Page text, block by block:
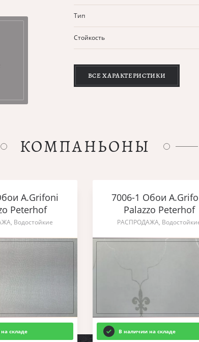
Тип
Стойкость
ВСЕ ХАРАКТЕРИСТИКИ
КОМПАНЬОНЫ
A.Grifoni
Peterhof
Водостойкие
складе
7006-1 Обои
Palazzo Peterhof
РАСПРОДАЖА,
В наличии на складе